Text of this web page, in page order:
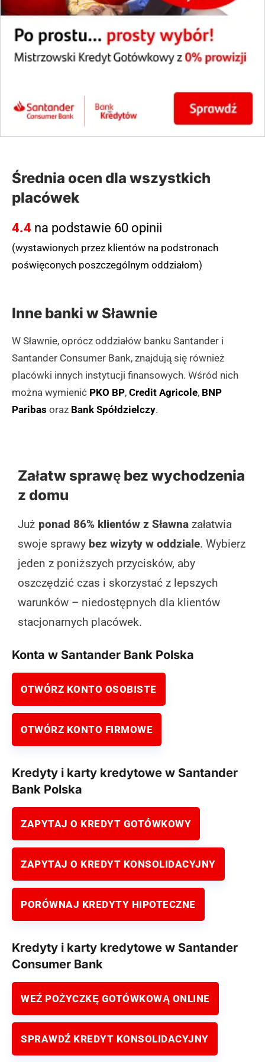
(zgłoś, jeśli ten opis wprowadza w błąd)
Średnia ocen dla wszystkich
placówek
4.4 na podstawie 60 opinii
(wystawionych przez klientów na podstronach
poświęconych poszczególnym oddziałom)
Inne banki w Sławnie
W Sławnie, oprócz oddziałów banku Santander i
Santander Consumer Bank, znajdują się również
placówki innych instytucji finansowych. Wśród nich
można wymienić PKO BP, Credit Agricole, BNP
Paribas oraz Bank Spółdzielczy.
Załatw sprawę bez wychodzenia
z domu
Już ponad 86% klientów z Sławna załatwia
swoje sprawy bez wizyty w oddziale. Wybierz
jeden z poniższych przycisków, aby
oszczędzić czas i skorzystać z lepszych
warunków – niedostępnych dla klientów
stacjonarnych placówek.
Konta w Santander Bank Polska
OTWÓRZ KONTO OSOBISTE
OTWÓRZ KONTO FIRMOWE
Kredyty i karty kredytowe w Santander
Bank Polska
ZAPYTAJ O KREDYT GOTÓWKOWY
ZAPYTAJ O KREDYT KONSOLIDACYJNY
PORÓWNAJ KREDYTY HIPOTECZNE
Kredyty i karty kredytowe w Santander
Consumer Bank
WEŹ POŻYCZKĘ GOTÓWKOWĄ ONLINE
SPRAWDŹ KREDYT KONSOLIDACYJNY